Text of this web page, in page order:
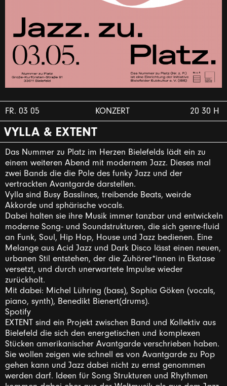
FR. 03 05 KONZERT 20 30 H
VYLLA & EXTENT
Das Nummer zu Platz im Herzen Bielefelds lädt ein zu
einem weiteren Abend mit modernem Jazz. Dieses mal
zwei Bands die die Pole des funky Jazz und der
vertrackten Avantgarde darstellen.
Vylla sind Busy Basslines, treibende Beats, weirde
Akkorde und sphärische vocals.
Dabei halten sie ihre Musik immer tanzbar und entwickeln
moderne Song- und Soundstrukturen, die sich genre-fluid
an Funk, Soul, Hip Hop, House und Jazz bedienen. Eine
Melange aus Acid Jazz und Dark Disco lässt einen neuen,
urbanen Stil entstehen, der die Zuhörer*innen in Ekstase
versetzt, und durch unerwartete Impulse wieder
zurückholt.
Mit dabei: Michel Lühring (bass), Sophia Göken (vocals,
piano, synth), Benedikt Bienert(drums).
Spotify
EXTENT sind ein Projekt zwischen Band und Kollektiv aus
Bielefeld die sich den energetischen und komplexen
Stücken amerikanischer Avantgarde verschrieben haben.
Sie wollen zeigen wie schnell es von Avantgarde zu Pop
gehen kann und Jazz dabei nicht zu ernst genommen
werden darf. Ideen für Song Strukturen und Rhythmen